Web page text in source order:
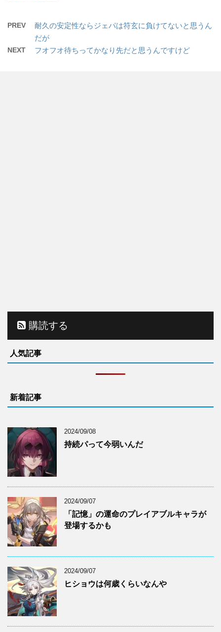
PREV
耐久の安定性ならジェパは符玄に負けてないと思うん
だが
NEXT フオフオ待ちってかなり先だと思うんですけど
購読する
人気記事
新着記事
2024/09/08
持続パって今弱いんだ
2024/09/07
「記憶」の運命のプレイアブルキャラが
登場するかも
2024/09/07
ヒショウは何歳くらいなんや